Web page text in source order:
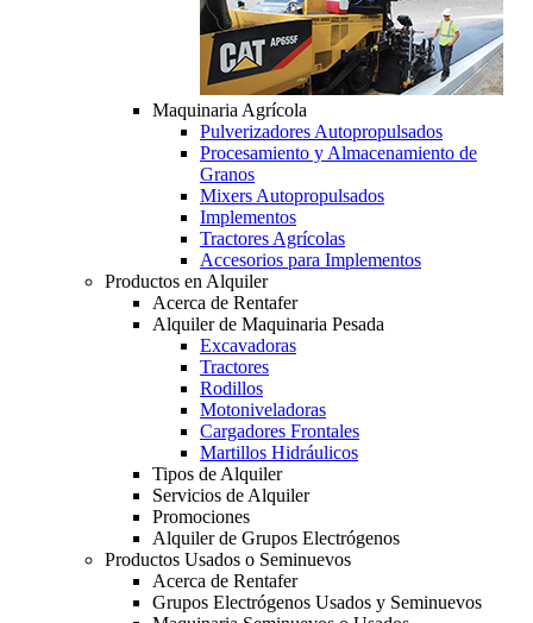
Maquinaria Agrícola
Pulverizadores Autopropulsados
Procesamiento y Almacenamiento de
Granos
Mixers Autopropulsados
Implementos
Tractores Agrícolas
Accesorios para Implementos
Productos en Alquiler
Acerca de Rentafer
Alquiler de Maquinaria Pesada
Excavadoras
Tractores
Rodillos
Motoniveladoras
Cargadores Frontales
Martillos Hidráulicos
Tipos de Alquiler
Servicios de Alquiler
Promociones
Alquiler de Grupos Electrógenos
Productos Usados o Seminuevos
Acerca de Rentafer
Grupos Electrógenos Usados y Seminuevos